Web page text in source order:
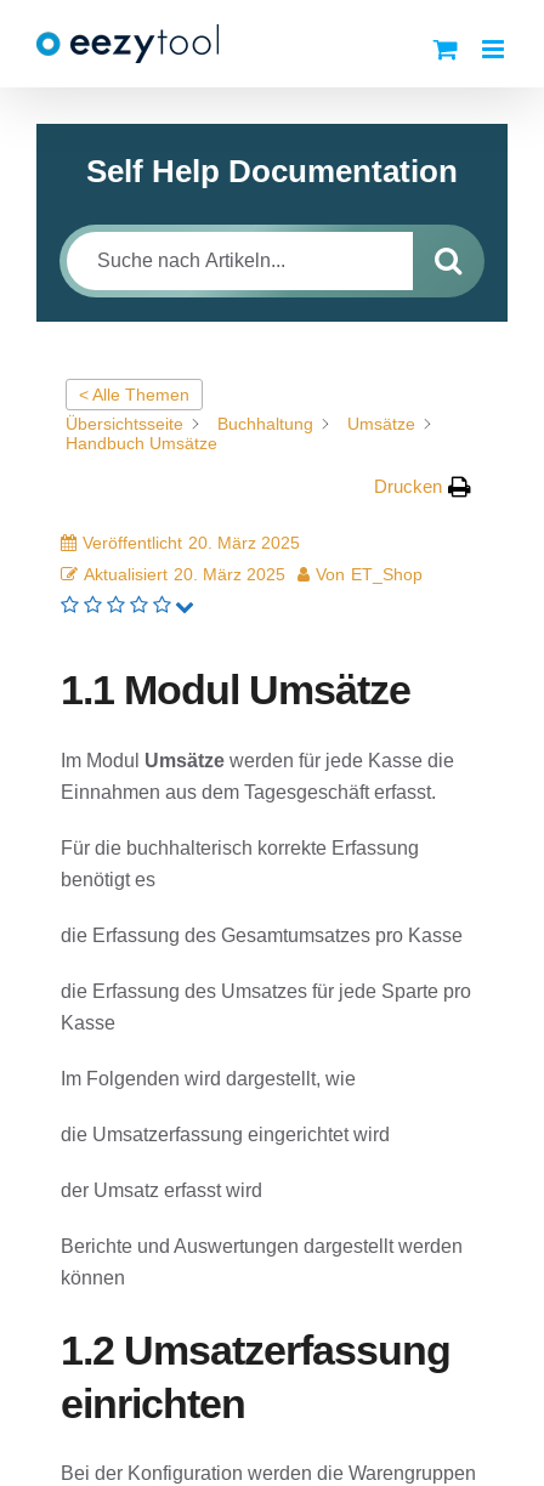
Inhalt
Self Help Documentation
< Alle Themen
Übersichtsseite
Buchhaltung
Umsätze
Handbuch Umsätze
Drucken
Veröffentlicht 20. März 2025
Aktualisiert 20. März 2025 Von ET_Shop
1.1 Modul Umsätze
Im Modul Umsätze werden für jede Kasse die
Einnahmen aus dem Tagesgeschäft erfasst.
Für die buchhalterisch korrekte Erfassung
benötigt es
die Erfassung des Gesamtumsatzes pro Kasse
die Erfassung des Umsatzes für jede Sparte pro
Kasse
Im Folgenden wird dargestellt, wie
die Umsatzerfassung eingerichtet wird
der Umsatz erfasst wird
Berichte und Auswertungen dargestellt werden
können
1.2 Umsatzerfassung
einrichten
Bei der Konfiguration werden die Warengruppen